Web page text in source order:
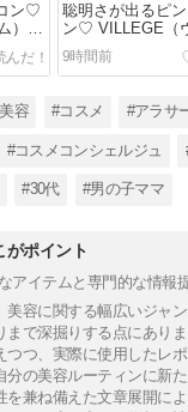
ン♡
）着
カラ
聡明さが出るピ
ン♡ VILLEGE（
ェ）アイニーピン
のカラコンレポ】
9時間前
容 #コスメ #アラサ
#コスメコンシェルジュ
#30代 #男の子ママ
がポイント
アイテムと専門的な情報
美容に関する幅広いジャ
まで深掘りする点にあり
つつ、実際に使用したレ
分の美容ルーティンに新
を兼ね備えた文章展開に